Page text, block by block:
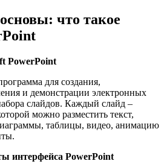
что такое
PowerPoint
для создания,
и демонстрации электронных
слайдов. Каждый слайд –
можно разместить текст,
таблицы, видео, анимацию
интерфейса PowerPoint